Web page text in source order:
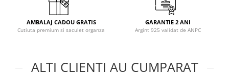
AMBALAJ CADOU GRATIS
Cutiuta premium si saculet organza
GARANTIE 2 ANI
Argint 925 validat de ANPC
ALTI CLIENTI AU CUMPARAT